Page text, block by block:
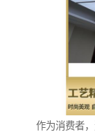
作为消费者